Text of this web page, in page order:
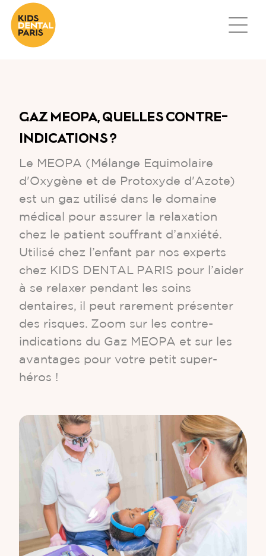
GAZ MEOPA, QUELLES CONTRE-
INDICATIONS ?
Le MEOPA (Mélange Equimolaire
d'Oxygène et de Protoxyde d'Azote)
est un gaz utilisé dans le domaine
médical pour assurer la relaxation
chez le patient souffrant d’anxiété.
Utilisé chez l’enfant par nos experts
chez KIDS DENTAL PARIS pour l’aider
à se relaxer pendant les soins
dentaires, il peut rarement présenter
des risques. Zoom sur les contre-
indications du Gaz MEOPA et sur les
avantages pour votre petit super-
héros !